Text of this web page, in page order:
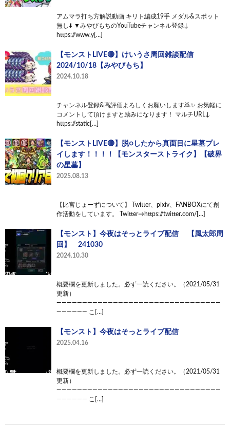
アムマラ打ち方解説動画 キリト編成19手 メダル&スポット
無し⬇️ ▼みやびもちのYouTubeチャンネル登録↓
https://www.y[…]
【モンストLIVE🔴】けいうさ周回雑談配信
2024/10/18【みやびもち】
2024.10.18
チャンネル登録&高評価よろしくお願いします🙇✨ お気軽に
コメントして頂けますと励みになります！ マルチURL↓
https://static[…]
【モンストLIVE🔴】脱○したから真面目に星墓プレ
イします！！！！【モンスターストライク】【破界
の星墓】
2025.08.13
【比宮じょーずについて】 Twitter、pixiv、FANBOXにて創
作活動をしています。 Twitter→https://twitter.com/[…]
【モンスト】今夜はそっとライブ配信 【風太郎周
回】 241030
2024.10.30
概要欄を更新しました。必ず一読ください。（2021/05/31
更新）
————————————————————————————————
—————— こ[…]
【モンスト】今夜はそっとライブ配信
2025.04.16
概要欄を更新しました。必ず一読ください。（2021/05/31
更新）
————————————————————————————————
—————— こ[…]